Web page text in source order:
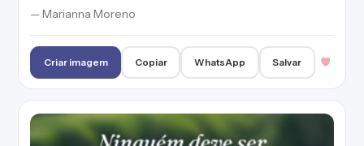
— Marianna Moreno
Criar imagem Copiar WhatsApp Salvar